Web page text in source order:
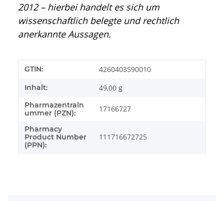
2012 – hierbei handelt es sich um
wissenschaftlich belegte und rechtlich
anerkannte Aussagen.
GTIN: 4260403590010
Inhalt: 49,00 g
Pharmazentraln
ummer (PZN):
17166727
Pharmacy
Product Number
(PPN):
111716672725